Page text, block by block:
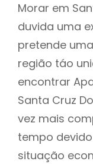
Morar em
duvida uma
pretende
região táo
encontrar
Santa Cruz
vez mais
tempo
situação